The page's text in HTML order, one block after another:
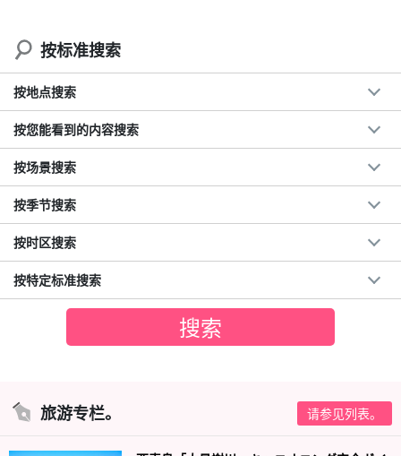
按标准搜索
按地点搜索
按您能看到的内容搜索
按场景搜索
按季节搜索
按时区搜索
按特定标准搜索
旅游专栏。 请参见列表。